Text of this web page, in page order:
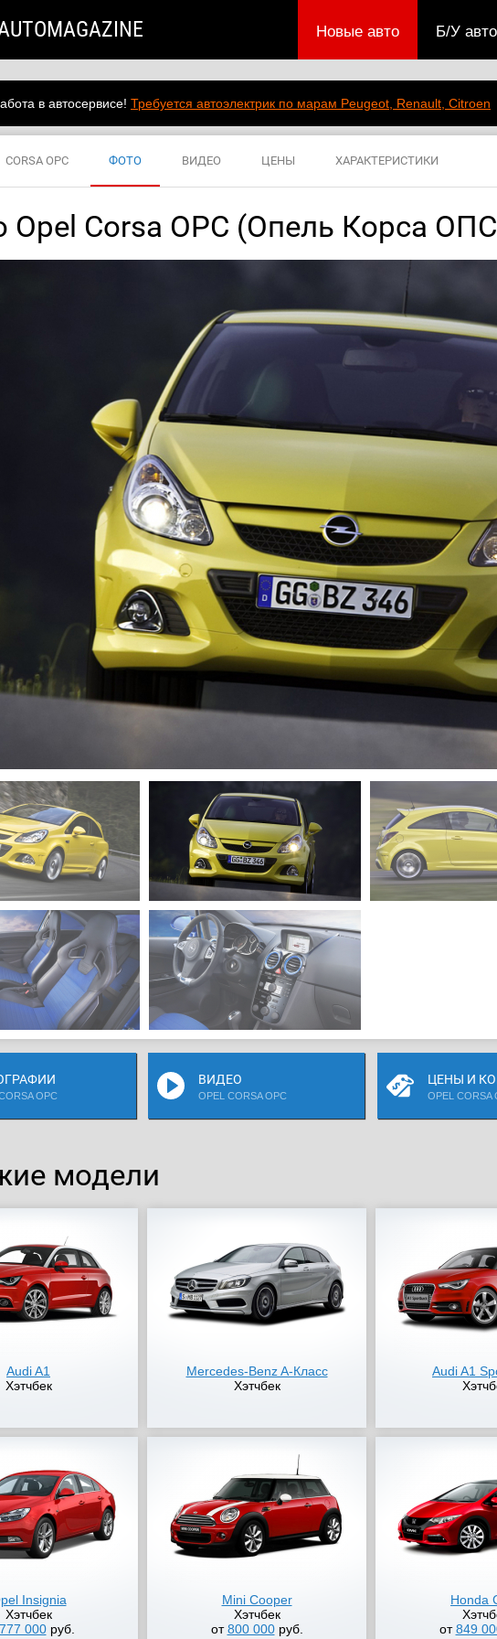
Б/У авто
Новые авто
в автосервисе! Требуется автоэлектрик по марам Peugeot, Renault, Citroen
CORSA OPC ФОТО ВИДЕО ЦЕНЫ ХАРАКТЕРИСТИКИ
Opel Corsa OPC (Опель Корса
OPC
ВИДЕО
OPEL CORSA OPC
ЦЕНЫ И
OPEL CORSA
модели
Audi A1
Хэтчбек
Mercedes-Benz A-Класс
Хэтчбек
Audi A1
Insignia
Хэтчбек
777 000руб.
Mini Cooper
Хэтчбек
от800 000руб.
Honda
от849